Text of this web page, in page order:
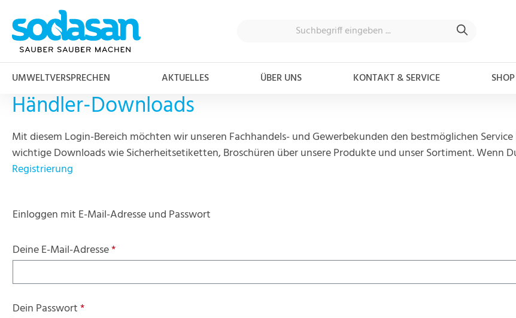
Hauptinhalt springen
Zur Suche springen
Zur Hauptnavigation springen
UMWELTVERSPRECHEN AKTUELLES ÜBER UNS KONTAKT & SERVICE SHOP
Händler-Downloads
Mit diesem Login-Bereich möchten wir unseren Fachhandels- und Gewerbekunden den bestmöglichen
wichtige Downloads wie Sicherheitsetiketten, Broschüren über unsere Produkte und unser Sortiment. Wenn
Registrierung
Einloggen mit E-Mail-Adresse und Passwort
Deine E-Mail-Adresse*
Dein Passwort*